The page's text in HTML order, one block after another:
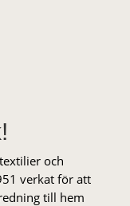
och
verkat för att
till hem